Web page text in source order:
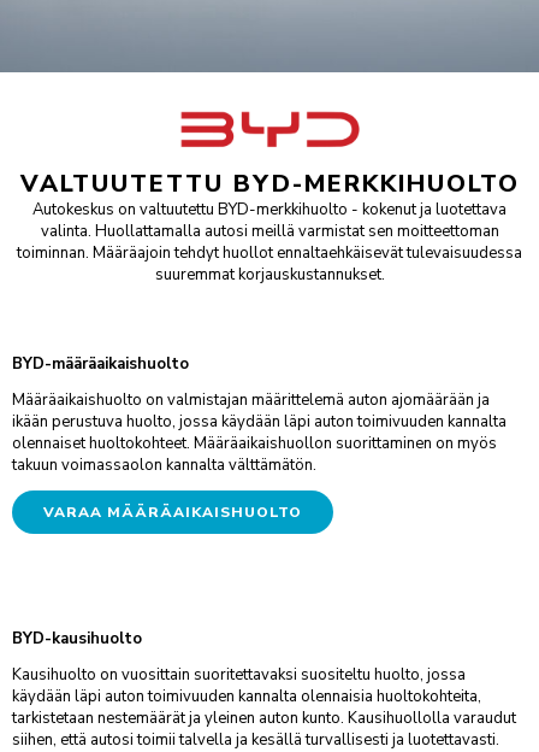
PEUGEOT
VARAA VIDEOTAPAAMINEN
VARAA RENKAANVAIHTO/SÄILYTYS
PALVELUT
MÄÄRÄAIKAISHUOLTO
KAUSIHUOLTO
NOUTO- JA PALAUTUSPALVELU
VIDEOCHECK
HUOLLON RAHOITUS
VARUSTEET
LISÄVARUSTEET
VARAOSAKYSELY
LISÄPALVELUT
LENTOHUOLTO
VARAA LASINVAIHTO- TAI KORJAUS
KOLARIKORJAUS
KOLARIKORJAAMO
TUULILASIT & KIVENISKEMÄN KORJAUKSET
SMART-KOLHUNOIKAISU
AUTOKESKUS KONALA
Ristipellontie 5-7, Helsinki
FORDSTORE AUTOKESKUS KONALA
Ristipellontie 5, Helsinki
AUTOKESKUS AIRPORT
Hatanpään Valtatie 44-46, Tampere
AUTOKESKUS HÄMEENLINNA
Uhrikivenkatu 11, Hämeenlinna
AUTOKESKUS RAISIO
Haunistentie 15, Raisio
AUTOKESKUS TURKU
Munkkionkuja 1, Turku
Haltilanniitty 4, Espoo
Yritysmyynti
AUTOKESKUS LYHYESTI
HALLINTO
MATERIAALIPANKKI
Nämä aiheet löydätLiikkeessä-sivustoltamme:
BLOGI
UUTISET & TIEDOTTEET
URA & AVOIMET TYÖPAIKAT
VASTUULLISUUS
TILAA UUTISKIRJE
VALTUUTETTU BYD-MERKKIHUOLTO
Autokeskus on valtuutettu BYD-merkkihuolto - kokenut ja luotettava
valinta. Huollattamalla autosi meillä varmistat sen moitteettoman
toiminnan. Määräajoin tehdyt huollot ennaltaehkäisevät tulevaisuudessa
suuremmat korjauskustannukset.
BYD-määräaikaishuolto
Määräaikaishuolto on valmistajan määrittelemä auton ajomäärään ja
ikään perustuva huolto, jossa käydään läpi auton toimivuuden kannalta
olennaiset huoltokohteet. Määräaikaishuollon suorittaminen on myös
takuun voimassaolon kannalta välttämätön.
VARAA MÄÄRÄAIKAISHUOLTO
BYD-kausihuolto
Kausihuolto on vuosittain suoritettavaksi suositeltu huolto, jossa
käydään läpi auton toimivuuden kannalta olennaisia huoltokohteita,
tarkistetaan nestemäärät ja yleinen auton kunto. Kausihuollolla varaudut
siihen, että autosi toimii talvella ja kesällä turvallisesti ja luotettavasti.